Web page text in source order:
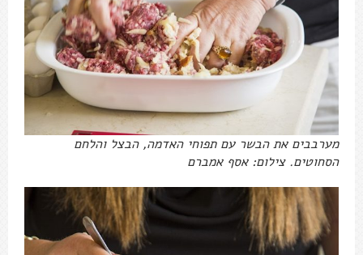
מערבבים את הבשר עם תפוחי האדמה, הבצל והלחם
הסחוטים. צילום: אסף אמברם